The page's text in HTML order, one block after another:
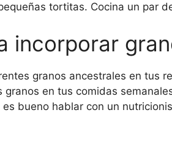
tortitas. Cocina un par
incorporar
granos ancestrales en tus
en tus comidas
bueno hablar con un